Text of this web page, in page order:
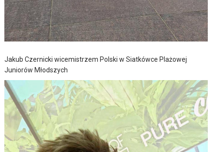
Jakub Czernicki wicemistrzem Polski w Siatkówce Plażowej
Juniorów Młodszych